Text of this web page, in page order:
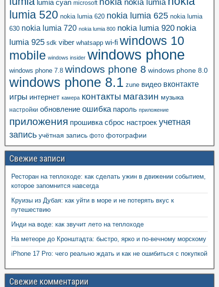
lumia cyan microsoft nokia lumia
lumia 520 nokia lumia 620 nokia lumia 625 nokia lumia
630 nokia lumia 720 nokia lumia 800 nokia lumia 920 nokia
lumia 925 sdk viber whatsapp wi-fi windows 10
mobile windows insider windows phone
windows phone 7.8 windows phone 8 windows phone 8.0
windows phone 8.1 zune видео вконтакте
игры интернет камера контакты магазин музыка
настройки обновление ошибка пароль приложение
приложения прошивка сброс настроек учетная
запись учётная запись фото фотографии
Свежие записи
Ресторан на теплоходе: как сделать ужин в движении событием,
которое запомнится навсегда
Круизы из Дубая: как уйти в море и не потерять вкус к
путешествию
Инди на воде: как звучит лето на теплоходе
На метеоре до Кронштадта: быстро, ярко и по-вечному морскому
iPhone 17 Pro: чего реально ждать и как не ошибиться с покупкой
Свежие комментарии